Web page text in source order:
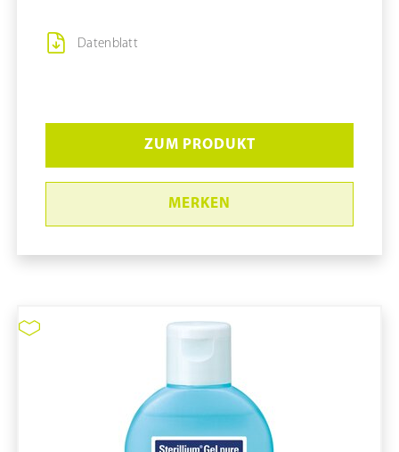
Datenblatt
ZUM PRODUKT
MERKEN
B. Braun 2-Propanol 70%
pure11 Nr.: 1109211, Marke: B. Braun
Größe 10STK